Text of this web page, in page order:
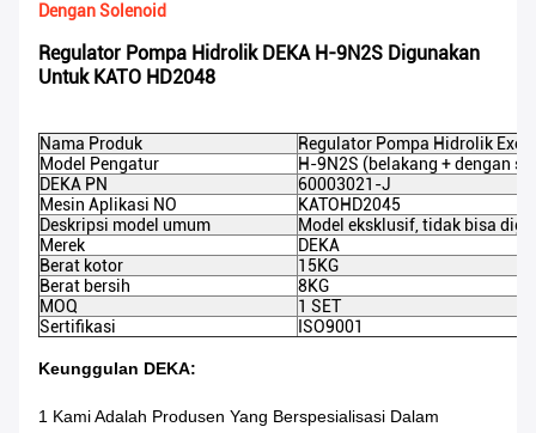
Dengan Solenoid
Regulator Pompa Hidrolik DEKA H-9N2S Digunakan
Untuk KATO HD2048
Nama Produk
Regulator Pompa Hidrolik
Model Pengatur
H-9N2S (belakang + dengan
DEKA PN
60003021-J
Mesin Aplikasi NO
KATOHD2045
Deskripsi model umum
Model eksklusif, tidak bisa
Merek
DEKA
Berat kotor
15KG
Berat bersih
8KG
MOQ
1 SET
Sertifikasi
ISO9001
Keunggulan DEKA:
1 Kami Adalah Produsen Yang Berspesialisasi Dalam